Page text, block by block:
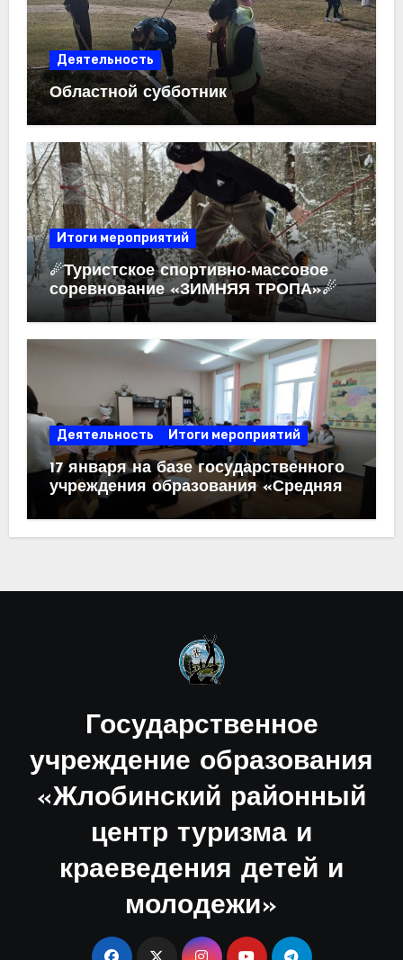
Деятельность
Областной субботник
Итоги мероприятий
☄Туристское спортивно-массовое
соревнование «ЗИМНЯЯ ТРОПА»☄
Деятельность Итоги мероприятий
17 января на базе государственного
учреждения образования «Средняя
школа №6 г.Жлобина имени
Государственное
учреждение образования
«Жлобинский районный
центр туризма и
краеведения детей и
молодежи»